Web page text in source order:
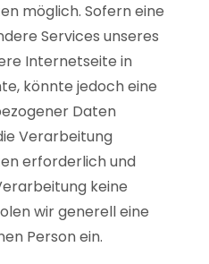
möglich. Sofern eine
Services unseres
Internetseite in
könnte jedoch eine
Daten
Verarbeitung
erforderlich und
keine
wir generell eine
Person ein.